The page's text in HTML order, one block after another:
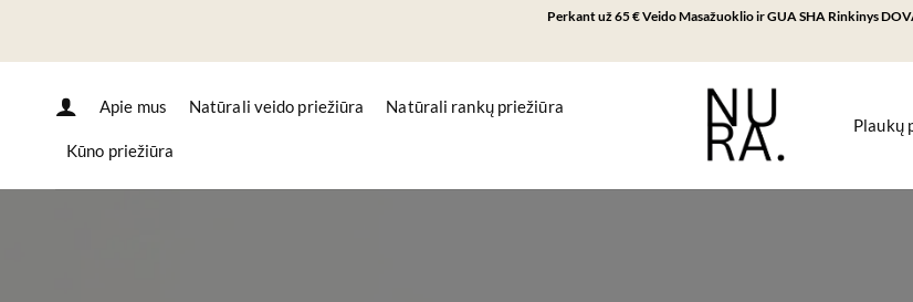
content
Perkant už 65 € Veido Masažuoklio ir GUA SHA Rinkinys
Apie mus Natūrali veido priežiūra Natūrali rankų priežiūra
Kūno priežiūra
Plaukų